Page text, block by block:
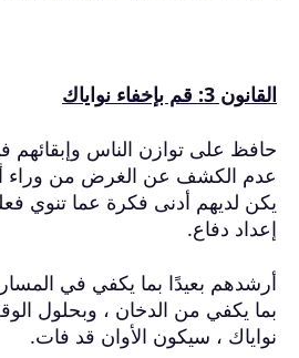
القانون 3: قم بإخفاء نواياك
حافظ على توازن الناس وإبقائهم
عدم الكشف عن الغرض من وراء
يكن لديهم أدنى فكرة عما تنوي
إعداد دفاع.
أرشدهم بعيدًا بما يكفي في
بما يكفي من الدخان ، وبحلول
نواياك ، سيكون الأوان قد فات.